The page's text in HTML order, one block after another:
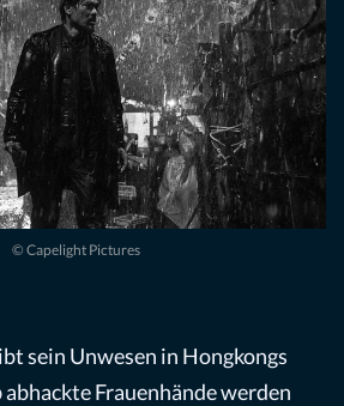
© Capelight Pictures
sein Unwesen in Hongkongs
Frauenhände werden